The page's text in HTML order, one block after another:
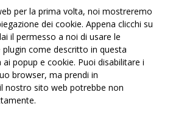
ithemes-
security
service
varie
per la prima volta, noi mostreremo
dei cookie. Appena clicchi su
il permesso a noi di usare le
come descritto in questa
popup e cookie. Puoi disabilitare i
browser, ma prendi in
nostro sito web potrebbe non